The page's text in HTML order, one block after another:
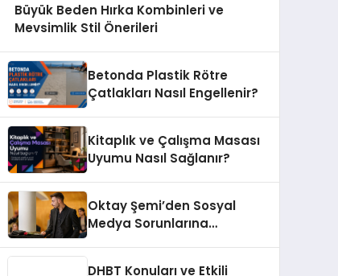
Büyük Beden Hırka Kombinleri ve
Mevsimlik Stil Önerileri
Betonda Plastik Rötre
Çatlakları Nasıl Engellenir?
Kitaplık ve Çalışma Masası
Uyumu Nasıl Sağlanır?
Oktay Şemi’den Sosyal
Medya Sorunlarına
DHBT Konuları ve Etkili